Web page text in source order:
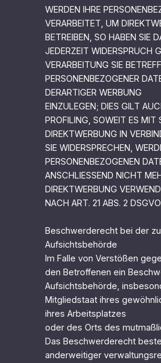
WERDEN IHRE
VERARBEITET, UM
BETREIBEN, SO HABEN SIE
JEDERZEIT WIDERSPRUCH
VERARBEITUNG SIE
PERSONENBEZOGENER
DERARTIGER WERBUNG
EINZULEGEN; DIES GILT
PROFILING, SOWEIT ES MIT
DIREKTWERBUNG IN
SIE WIDERSPRECHEN,
PERSONENBEZOGENEN
ANSCHLIESSEND NICHT
DIREKTWERBUNG
NACH ART. 21 ABS. 2
Beschwerderecht bei der
Aufsichtsbehörde
Im Falle von Verstößen
den Betroffenen ein
Aufsichtsbehörde,
Mitgliedstaat ihres
ihres Arbeitsplatzes
oder des Orts des
Das Beschwerderecht
anderweitiger